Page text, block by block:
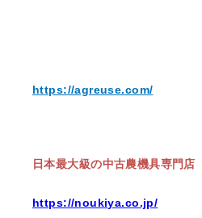
https://agreuse.com/
日本最大級の中古農機具専門店
https://noukiya.co.jp/